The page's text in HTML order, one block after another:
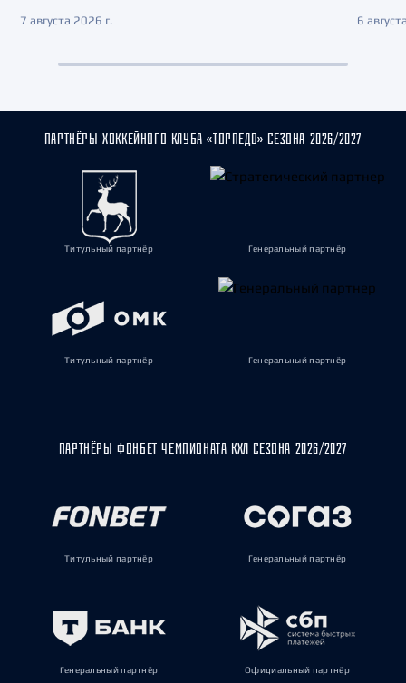
7 августа 2026 г. 6
ПАРТНЁРЫ ХОККЕЙНОГО КЛУБА «ТОРПЕДО» СЕЗОНА 2026/2027
Титульный партнёр Генеральный партнёр
Титульный партнёр Генеральный партнёр
ПАРТНЁРЫ ФОНБЕТ ЧЕМПИОНАТА КХЛ СЕЗОНА 2026/2027
Титульный партнёр Генеральный партнёр
Генеральный партнёр Официальный партнёр